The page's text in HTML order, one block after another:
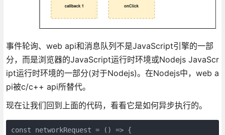
事件轮询、web api和消息队列不是JavaScript引擎的一部
分，而是浏览器的JavaScript运行时环境或Nodejs JavaScr
ipt运行时环境的一部分(对于Nodejs)。在Nodejs中，web a
pi被c/c++ api所替代。
现在让我们回到上面的代码，看看它是如何异步执行的。
const networkRequest = () => {